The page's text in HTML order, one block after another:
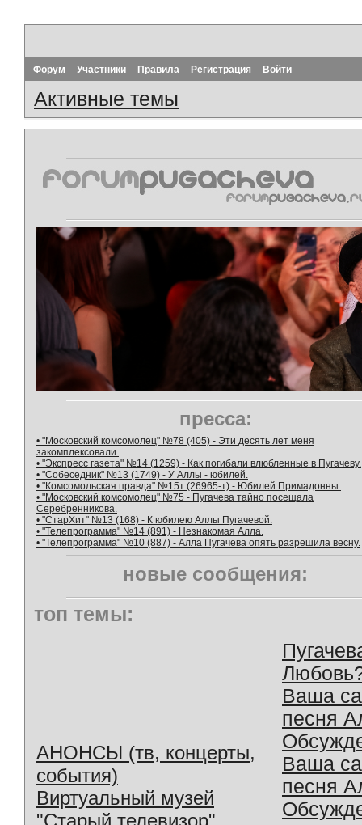
Форум Участники Правила Регистрация Войти
Активные темы
пресса:
• "Московский комсомолец" №78 (405) - Эти десять лет меня
закомплексовали.
• "Экспресс газета" №14 (1259) - Как погибали влюбленные в Пугачеву.
• "Собеседник" №13 (1749) - У Аллы - юбилей.
• "Комсомольская правда" №15т (26965-т) - Юбилей Примадонны.
• "Московский комсомолец" №75 - Пугачева тайно посещала
Серебренникова.
• "СтарХит" №13 (168) - К юбилею Аллы Пугачевой.
• "Телепрограмма" №14 (891) - Незнакомая Алла.
• "Телепрограмма" №10 (887) - Алла Пугачева опять разрешила весну.
новые сообщения:
топ темы:
АНОНСЫ (тв, концерты,
события)
Виртуальный музей
"Старый телевизор"
Ваша
песня
Ваша
песня